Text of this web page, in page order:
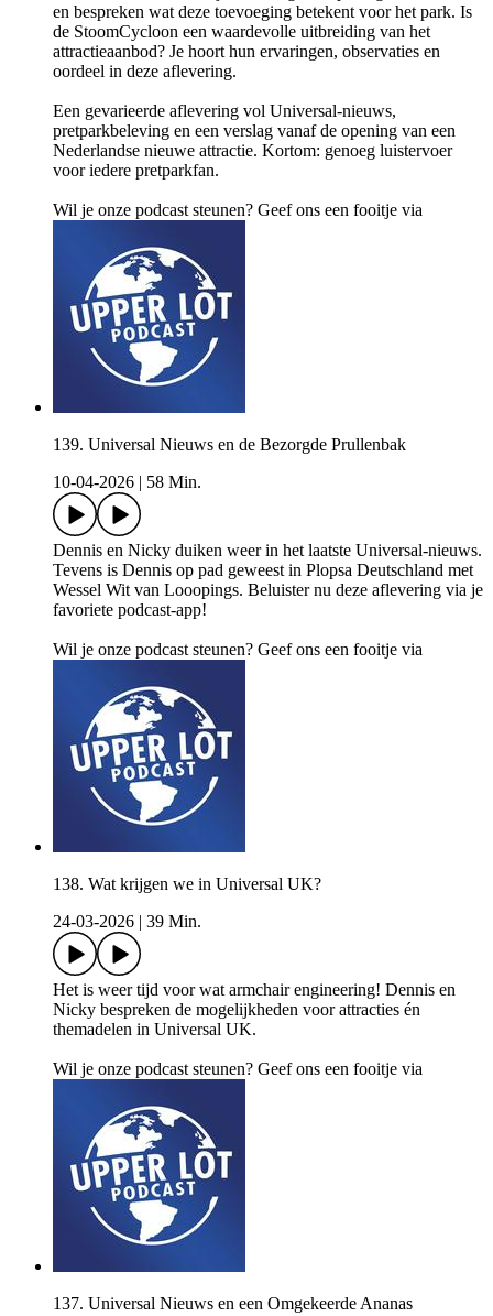
en bespreken wat deze toevoeging betekent voor het park. Is
de StoomCycloon een waardevolle uitbreiding van het
attractieaanbod? Je hoort hun ervaringen, observaties en
oordeel in deze aflevering.
Een gevarieerde aflevering vol Universal-nieuws,
pretparkbeleving en een verslag vanaf de opening van een
Nederlandse nieuwe attractie. Kortom: genoeg luistervoer
voor iedere pretparkfan.
Wil je onze podcast steunen? Geef ons een fooitje via
139. Universal Nieuws en de Bezorgde Prullenbak
10-04-2026
58 Min.
Dennis en Nicky duiken weer in het laatste Universal-nieuws.
Tevens is Dennis op pad geweest in Plopsa Deutschland met
Wessel Wit van Looopings. Beluister nu deze aflevering via je
favoriete podcast-app!
Wil je onze podcast steunen? Geef ons een fooitje via
138. Wat krijgen we in Universal UK?
24-03-2026
39 Min.
Het is weer tijd voor wat armchair engineering! Dennis en
Nicky bespreken de mogelijkheden voor attracties én
themadelen in Universal UK.
Wil je onze podcast steunen? Geef ons een fooitje via
137. Universal Nieuws en een Omgekeerde Ananas